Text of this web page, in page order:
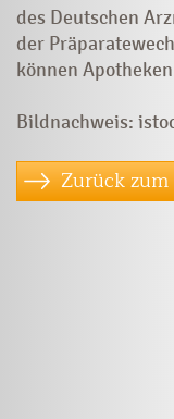
des Deutschen
der
können
Bildnachweis:
Zurück